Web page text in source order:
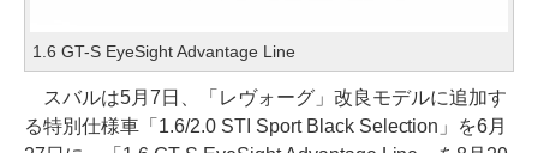
1.6 GT-S EyeSight Advantage Line
スバルは5月7日、「レヴォーグ」改良モデルに追加す
る特別仕様車「1.6/2.0 STI Sport Black Selection」を6月